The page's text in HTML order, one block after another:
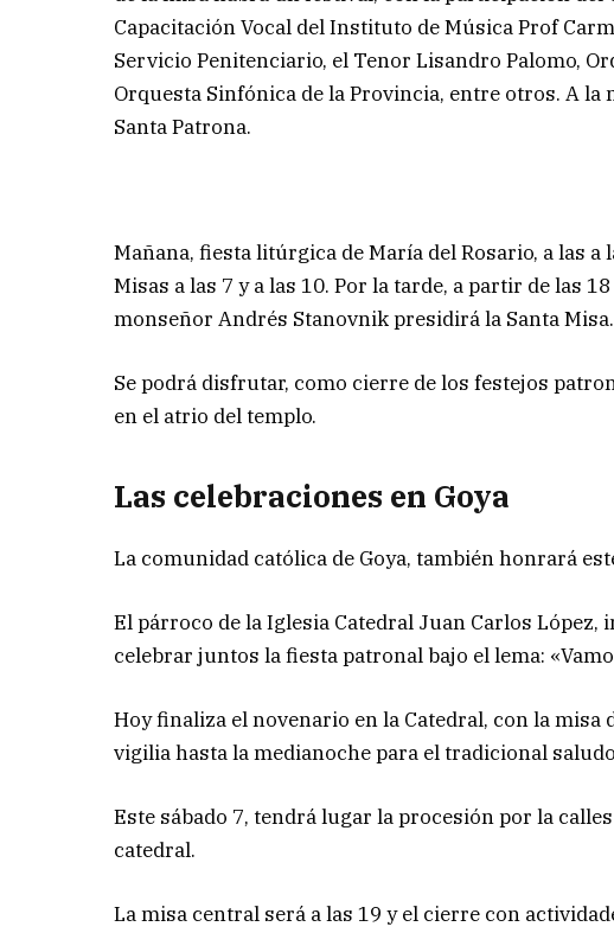
Capacitación Vocal del Instituto de Música Prof
Servicio Penitenciario, el Tenor Lisandro Palomo,
Orquesta Sinfónica de la Provincia, entre otros. A la
Santa Patrona.
Mañana, fiesta litúrgica de María del Rosario, a las
Misas a las 7 y a las 10. Por la tarde, a partir de las
monseñor Andrés Stanovnik presidirá la Santa Misa.
Se podrá disfrutar, como cierre de los festejos
en el atrio del templo.
Las celebraciones en Goya
La comunidad católica de Goya, también honrará
El párroco de la Iglesia Catedral Juan Carlos López,
celebrar juntos la fiesta patronal bajo el lema:
Hoy finaliza el novenario en la Catedral, con la misa
vigilia hasta la medianoche para el tradicional
Este sábado 7, tendrá lugar la procesión por la
catedral.
La misa central será a las 19 y el cierre con